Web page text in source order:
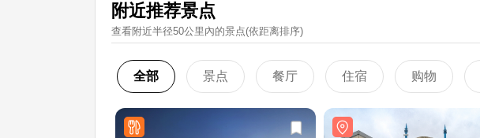
附近推荐景点
查看附近半径50公里內的景点(依距离排序)
全部 景点 餐厅 住宿 购物